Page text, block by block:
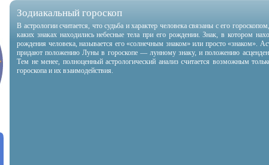
Зодиакальный гороскоп
В астрологии считается, что судьба и характер человека связаны с его
каких знаках находились небесные тела при его рождении. Знак, в котором
рождения человека, называется его «солнечным знаком» или просто «знаком».
придают положению Луны в гороскопе — лунному знаку, и положению
Тем не менее, полноценный астрологический анализ считается возможным
гороскопа и их взаимодействия.